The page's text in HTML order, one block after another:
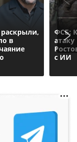
в
ФСБ:
с ИИ